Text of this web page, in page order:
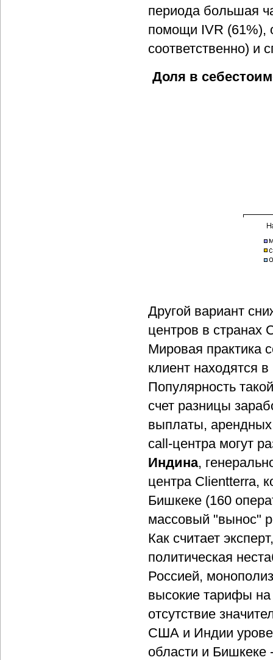
периода большая
помощи IVR (61%),
соответственно) и
Доля в
Другой вариант
центров в странах
Мировая практика
клиент находятся
Популярность
счет разницы
выплаты,
call-центра могут
Индина,
центра Clientterra,
Бишкеке (160
массовый "вынос"
Как считает
политическая
Россией,
высокие тарифы на
отсутствие
США и Индии
области и Бишкеке